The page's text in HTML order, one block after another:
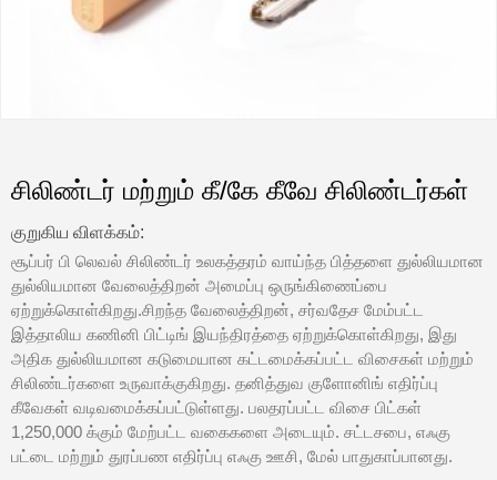
சிலிண்டர் மற்றும் கீ/கே கீவே சிலிண்டர்கள்
குறுகிய விளக்கம்:
சூப்பர் பி லெவல் சிலிண்டர் உலகத்தரம் வாய்ந்த பித்தளை துல்லியமான
துல்லியமான வேலைத்திறன் அமைப்பு ஒருங்கிணைப்பை
ஏற்றுக்கொள்கிறது.சிறந்த வேலைத்திறன், சர்வதேச மேம்பட்ட
இத்தாலிய கணினி பிட்டிங் இயந்திரத்தை ஏற்றுக்கொள்கிறது, இது
அதிக துல்லியமான கடுமையான கட்டமைக்கப்பட்ட விசைகள் மற்றும்
சிலிண்டர்களை உருவாக்குகிறது. தனித்துவ குளோனிங் எதிர்ப்பு
கீவேகள் வடிவமைக்கப்பட்டுள்ளது. பலதரப்பட்ட விசை பிட்கள்
1,250,000 க்கும் மேற்பட்ட வகைகளை அடையும். சட்டசபை, எஃகு
பட்டை மற்றும் துரப்பண எதிர்ப்பு எஃகு ஊசி, மேல் பாதுகாப்பானது.